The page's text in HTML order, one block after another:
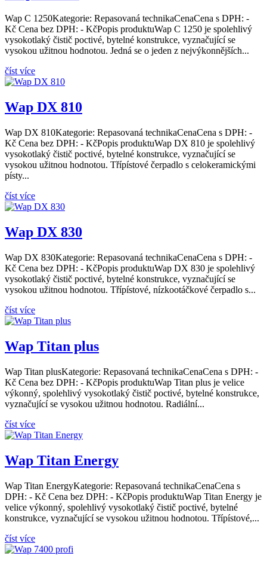
Wap C 1250Kategorie: Repasovaná technikaCenaCena s DPH: -
Kč Cena bez DPH: - KčPopis produktuWap C 1250 je spolehlivý
vysokotlaký čistič poctivé, bytelné konstrukce, vyznačující se
vysokou užitnou hodnotou. Jedná se o jeden z nejvýkonnějších...
číst více
Wap DX 810
Wap DX 810Kategorie: Repasovaná technikaCenaCena s DPH: -
Kč Cena bez DPH: - KčPopis produktuWap DX 810 je spolehlivý
vysokotlaký čistič poctivé, bytelné konstrukce, vyznačující se
vysokou užitnou hodnotou. Třípístové čerpadlo s celokeramickými
písty...
číst více
Wap DX 830
Wap DX 830Kategorie: Repasovaná technikaCenaCena s DPH: -
Kč Cena bez DPH: - KčPopis produktuWap DX 830 je spolehlivý
vysokotlaký čistič poctivé, bytelné konstrukce, vyznačující se
vysokou užitnou hodnotou. Třípístové, nízkootáčkové čerpadlo s...
číst více
Wap Titan plus
Wap Titan plusKategorie: Repasovaná technikaCenaCena s DPH: -
Kč Cena bez DPH: - KčPopis produktuWap Titan plus je velice
výkonný, spolehlivý vysokotlaký čistič poctivé, bytelné konstrukce,
vyznačující se vysokou užitnou hodnotou. Radiální...
číst více
Wap Titan Energy
Wap Titan EnergyKategorie: Repasovaná technikaCenaCena s
DPH: - Kč Cena bez DPH: - KčPopis produktuWap Titan Energy je
velice výkonný, spolehlivý vysokotlaký čistič poctivé, bytelné
konstrukce, vyznačující se vysokou užitnou hodnotou. Třípístové,...
číst více